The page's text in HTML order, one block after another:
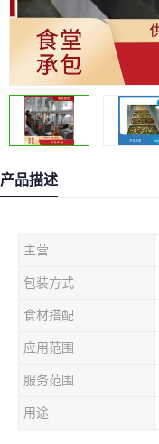
产品描述
主营
包装方式
食材搭配
应用范围
服务范围
用途